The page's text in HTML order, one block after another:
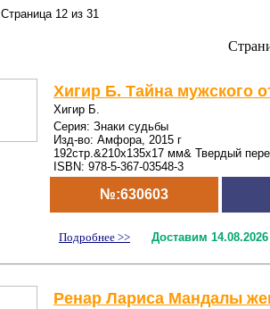
Страница 12 из 31
Хигир Б. Тайна мужского
Хигир Б.
Серия: Знаки судьбы
Изд-во: Амфора, 2015 г
192стр.&210x135x17 мм& Твердый
ISBN: 978-5-367-03548-3
№:630603
Подробнее >> Доставим
Ренар Лариса Мандалы